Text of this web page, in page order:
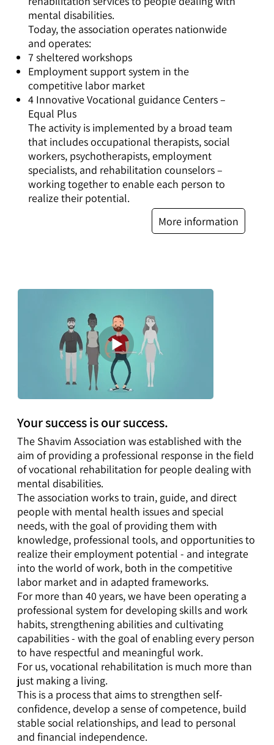
mental disabilities.
Today, the association operates nationwide
and operates:
7 sheltered workshops
Employment support system in the
competitive labor market
4 Innovative Vocational guidance Centers –
Equal Plus
The activity is implemented by a broad team
that includes occupational therapists, social
workers, psychotherapists, employment
specialists, and rehabilitation counselors –
working together to enable each person to
realize their potential.
More information
Your success is our success.
The Shavim Association was established with the
aim of providing a professional response in the field
of vocational rehabilitation for people dealing with
mental disabilities.
The association works to train, guide, and direct
people with mental health issues and special
needs, with the goal of providing them with
knowledge, professional tools, and opportunities to
realize their employment potential - and integrate
into the world of work, both in the competitive
labor market and in adapted frameworks.
For more than 40 years, we have been operating a
professional system for developing skills and work
habits, strengthening abilities and cultivating
capabilities - with the goal of enabling every person
to have respectful and meaningful work.
For us, vocational rehabilitation is much more than
just making a living.
This is a process that aims to strengthen self-
confidence, develop a sense of competence, build
stable social relationships, and lead to personal
and financial independence.